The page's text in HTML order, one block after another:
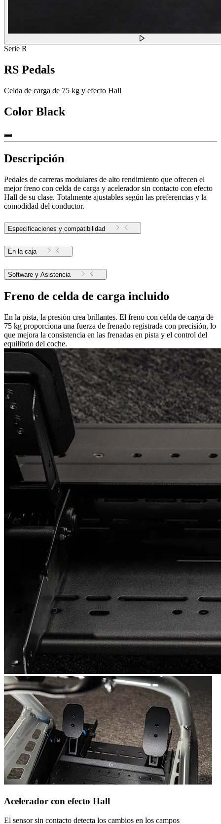
Serie R
RS Pedals
Celda de carga de 75 kg y efecto Hall
Color Black
Descripción
Pedales de carreras modulares de alto rendimiento que ofrecen el
mejor freno con celda de carga y acelerador sin contacto con efecto
Hall de su clase. Totalmente ajustables según las preferencias y la
comodidad del conductor.
Especificaciones y compatibilidad
En la caja
Software y Asistencia
Freno de celda de carga incluido
En la pista, la presión crea brillantes. El freno con celda de carga de
75 kg proporciona una fuerza de frenado registrada con precisión, lo
que mejora la consistencia en las frenadas en pista y el control del
equilibrio del coche.
Acelerador con efecto Hall
El sensor sin contacto detecta los cambios en los campos